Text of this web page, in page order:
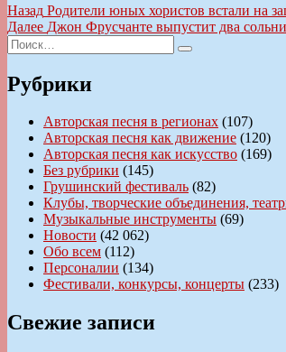
Навигация
по
записям
Назад Предыдущая
запись:
Родители юных хористов встали на
Далее Следующая
Джон Фрусчанте выпустит два
Искать:
Поиск
Рубрики
Авторская песня в регионах (107)
Авторская песня как движение (120)
Авторская песня как искусство (169)
Без рубрики (145)
Грушинский фестиваль (82)
Клубы, творческие объединения,
Музыкальные инструменты (69)
Новости (42 062)
Обо всем (112)
Персоналии (134)
Фестивали, конкурсы, концерты (233)
Свежие записи